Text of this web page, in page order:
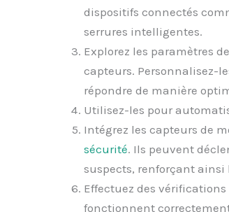
dispositifs connectés
serrures intelligentes.
Explorez les paramètres
capteurs. Personnalisez-
répondre de manière
Utilisez-les pour
Intégrez les capteurs de
sécurité. Ils peuvent
suspects, renforçant
Effectuez des
fonctionnent